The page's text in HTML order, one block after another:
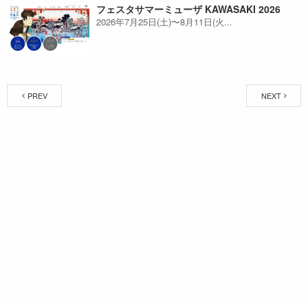
フェスタサマーミューザ KAWASAKI 2026
2026年7月25日(土)〜8月11日(火...
PREV NEXT